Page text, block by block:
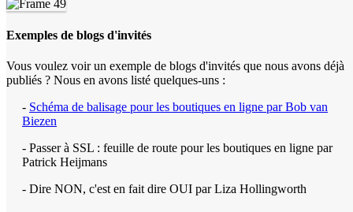
Exemples de blogs d'invités
Vous voulez voir un exemple de blogs d'invités que nous avons déjà
publiés ? Nous en avons listé quelques-uns :
- Schéma de balisage pour les boutiques en ligne par Bob van
Biezen
- Passer à SSL : feuille de route pour les boutiques en ligne par
Patrick Heijmans
- Dire NON, c'est en fait dire OUI par Liza Hollingworth